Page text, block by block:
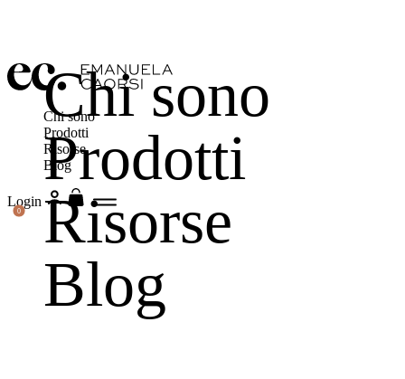
Chi sono
Prodotti
Risorse
Blog
Login
0
Chi sono
Prodotti
Risorse
Blog